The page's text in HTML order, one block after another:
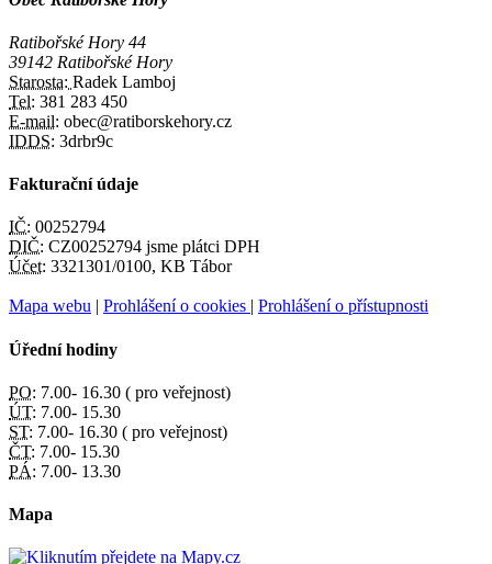
Ratibořské Hory 44
39142 Ratibořské Hory
Starosta: Radek Lamboj
Tel: 381 283 450
E-mail: obec@ratiborskehory.cz
IDDS: 3drbr9c
Fakturační údaje
IČ: 00252794
DIČ: CZ00252794 jsme plátci DPH
Účet: 3321301/0100, KB Tábor
Mapa webu | Prohlášení o cookies | Prohlášení o přístupnosti
Úřední hodiny
PO: 7.00- 16.30 ( pro veřejnost)
ÚT: 7.00- 15.30
ST: 7.00- 16.30 ( pro veřejnost)
ČT: 7.00- 15.30
PÁ: 7.00- 13.30
Mapa